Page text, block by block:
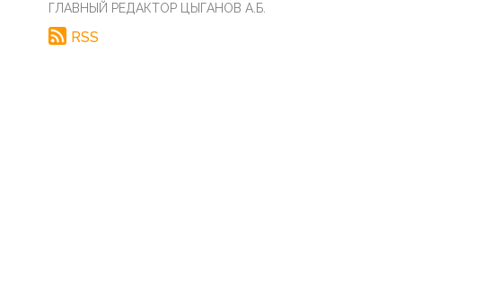
ГЛАВНЫЙ РЕДАКТОР ЦЫГАНОВ А.Б.
RSS